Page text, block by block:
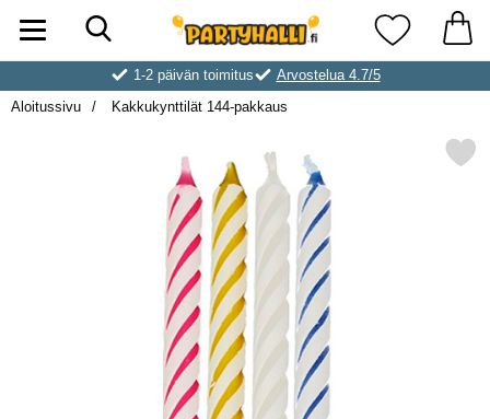
Ostoskori laajennettu Partyhallen AB
Suosikkini
1-2 päivän toimitus
Arvostelua 4.7/5
Aloitussivu
Kakkukynttilät 144-pakkaus
Merkitse kakkukynttilät